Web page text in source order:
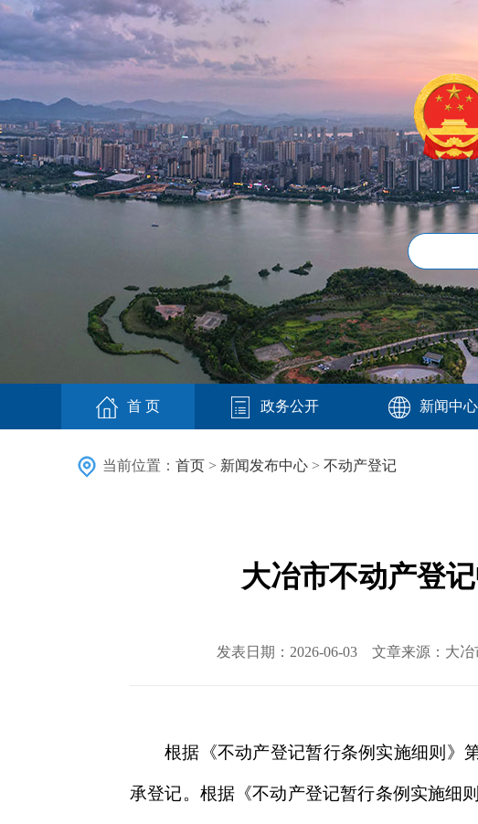
首 页 政务公开 新闻中心
当前位置： 首页 > 新闻发布中心 > 不动产登记
大冶市不动产登
发表日期：2026-06-03 文章来源：大
根据《不动产登记暂行条例实施细则》
承登记。根据《不动产登记暂行条例实施细